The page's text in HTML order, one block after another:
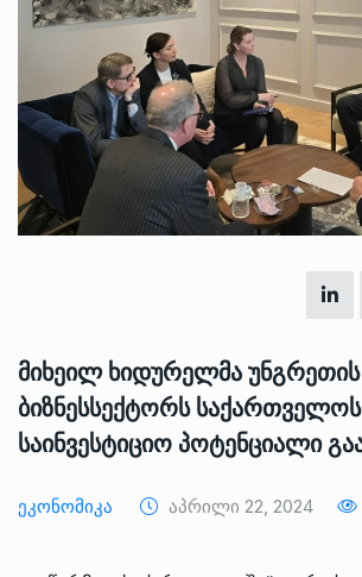
მიხეილ ხიდურელმა უნგრეთის
ბიზნესსექტორს საქართველოს
საინვესტიციო პოტენციალი
Ეკონომიკა Აპრილი 22, 2024